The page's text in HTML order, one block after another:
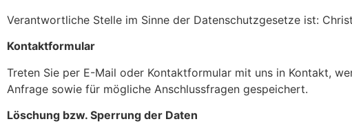
Verantwortliche Stelle im Sinne der Datenschutzgesetze ist:
Kontaktformular
Treten Sie per E-Mail oder Kontaktformular mit uns in Kontakt,
Anfrage sowie für mögliche Anschlussfragen gespeichert.
Löschung bzw. Sperrung der Daten